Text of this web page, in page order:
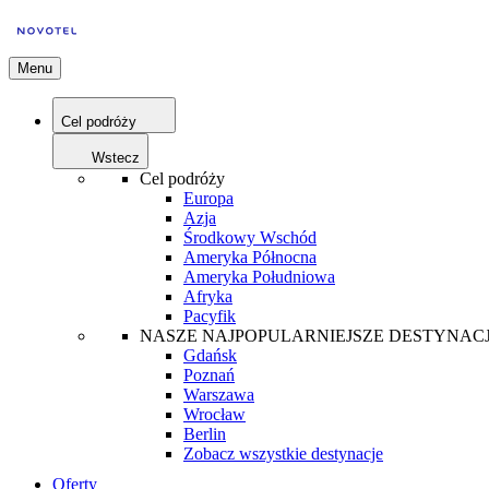
Menu
Cel podróży
Wstecz
Cel podróży
Europa
Azja
Środkowy Wschód
Ameryka Północna
Ameryka Południowa
Afryka
Pacyfik
NASZE NAJPOPULARNIEJSZE
Gdańsk
Poznań
Warszawa
Wrocław
Berlin
Zobacz wszystkie destynacje
Oferty